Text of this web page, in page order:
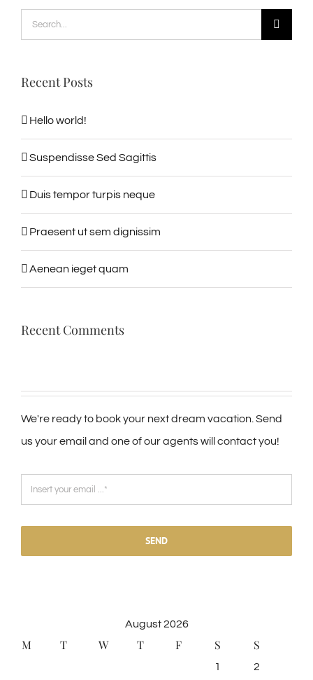
Search
for:
Recent Posts
Hello world!
Suspendisse Sed Sagittis
Duis tempor turpis neque
Praesent ut sem dignissim
Aenean ieget quam
Recent Comments
We're ready to book your next dream vacation. Send
us your email and one of our agents will contact you!
SEND
August 2026
M T W T F S S
1 2